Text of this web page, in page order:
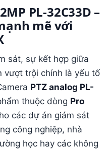
PL-32C33D –
mẽ với
sát, sự kết hợp giữa
vượt trội chính là yếu tố
PTZ analog PL-
thuộc dòng Pro
các dự án giám sát
công nghiệp, nhà
học hay các không